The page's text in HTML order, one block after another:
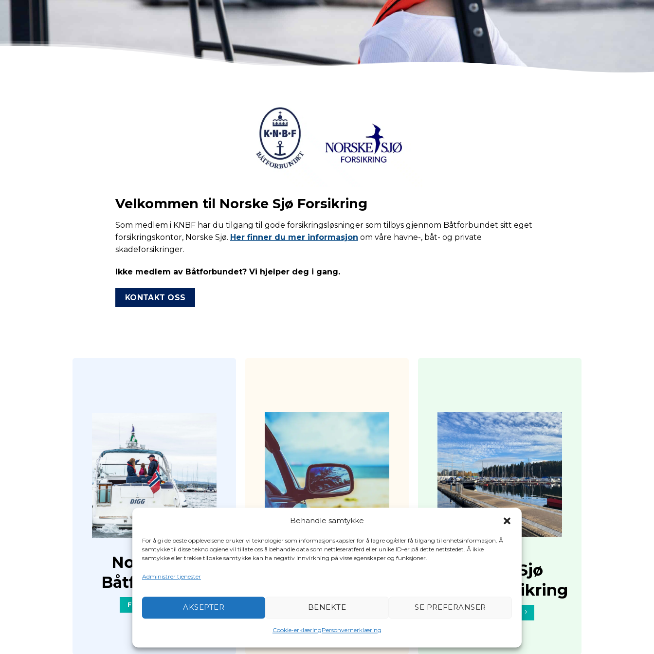
Behandle samtykke
For å gi de beste opplevelsene bruker vi teknologier som informasjonskapsler for å lagre og/eller få tilgang til enhetsinformasjon. Å
samtykke til disse teknologiene vil tillate oss å behandle data som nettleseratferd eller unike ID-er på dette nettstedet. Å ikke
samtykke eller trekke tilbake samtykke kan ha negativ innvirkning på visse egenskaper og funksjoner.
Administrer tjenester
AKSEPTER BENEKTE SE PREFERANSER
Cookie-erklæringPersonvernerklæring
Velkommen til Norske Sjø Forsikring
Som medlem i KNBF har du tilgang til gode forsikringsløsninger som tilbys gjennom Båtforbundet sitt eget
forsikringskontor, Norske Sjø. Her finner du mer informasjon om våre havne-, båt- og private
skadeforsikringer.
Ikke medlem av Båtforbundet? Vi hjelper deg i gang.
KONTAKT OSS
Norske Sjø
Båtforsikring
FINN UT MER FINN UT MER
Norske Sjø
Havneforsikring
FINN UT MER